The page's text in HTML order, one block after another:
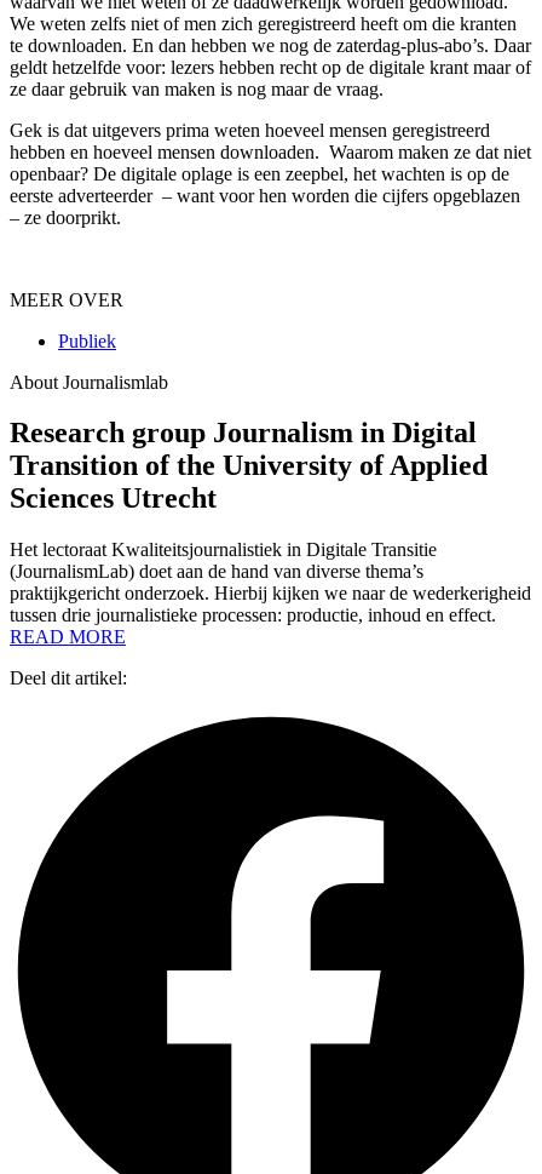
We weten zelfs niet of men zich geregistreerd heeft om die kranten
te downloaden. En dan hebben we nog de zaterdag-plus-abo’s. Daar
geldt hetzelfde voor: lezers hebben recht op de digitale krant maar of
ze daar gebruik van maken is nog maar de vraag.
Gek is dat uitgevers prima weten hoeveel mensen geregistreerd
hebben en hoeveel mensen downloaden. Waarom maken ze dat niet
openbaar? De digitale oplage is een zeepbel, het wachten is op de
eerste adverteerder – want voor hen worden die cijfers opgeblazen
– ze doorprikt.
MEER OVER
Publiek
About Journalismlab
Research group Journalism in Digital
Transition of the University of Applied
Sciences Utrecht
Het lectoraat Kwaliteitsjournalistiek in Digitale Transitie
(JournalismLab) doet aan de hand van diverse thema’s
praktijkgericht onderzoek. Hierbij kijken we naar de wederkerigheid
tussen drie journalistieke processen: productie, inhoud en effect.
READ MORE
Deel dit artikel: